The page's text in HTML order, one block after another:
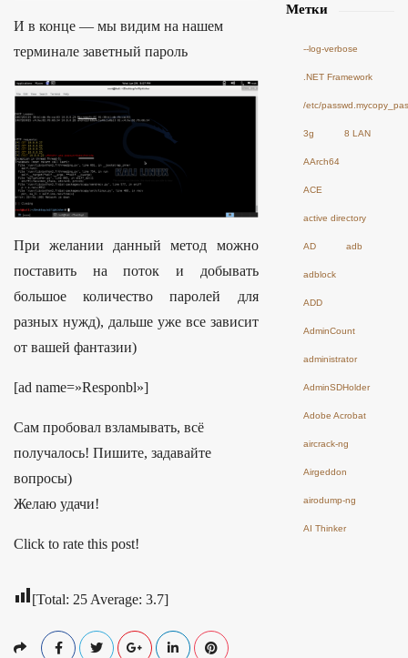
И в конце — мы видим на нашем
терминале заветный пароль
При желании данный метод можно
поставить на поток и добывать
большое количество паролей для
разных нужд), дальше уже все зависит
от вашей фантазии)
[ad name=»Responbl»]
Сам пробовал взламывать, всё
получалось! Пишите, задавайте
вопросы)
Желаю удачи!
Click to rate this post!
[Total: 25 Average: 3.7]
Метки
--log-verbose
.NET Framework
/etc/
3g 8 LAN
AArch64
ACE
active directory
AD adb
adblock
ADD
AdminCount
administrator
AdminSDHolder
Adobe Acrobat
aircrack-ng
Airgeddon
airodump-ng
AI Thinker